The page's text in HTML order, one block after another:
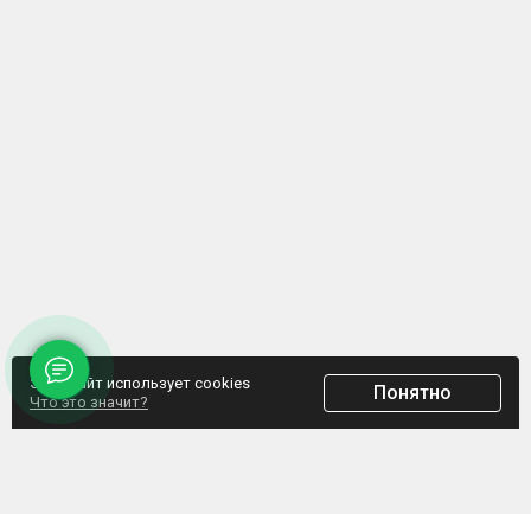
Этот сайт использует cookies
Что это значит?
Понятно